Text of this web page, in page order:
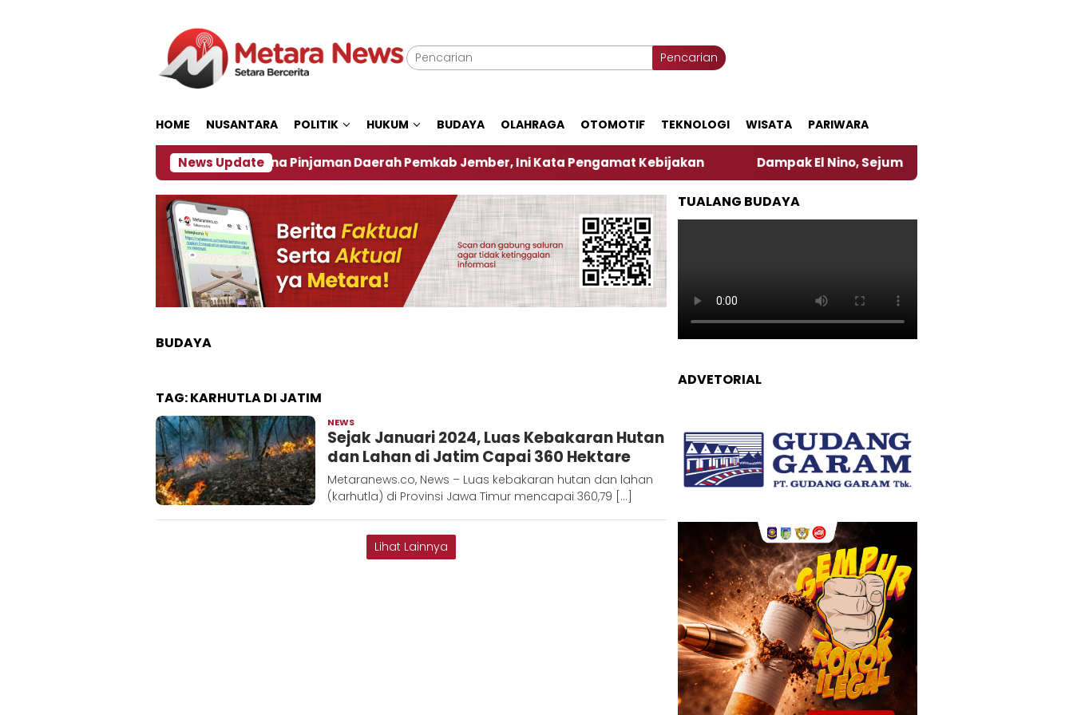
Pencarian
HOME NUSANTARA POLITIK HUKUM BUDAYA OLAHRAGA OTOMOTIF TEKNOLOGI WISATA PARIWARA
News Update
‎Soal Rencana Pinjaman Daerah Pemkab Jember, Ini Kata Pengamat Kebijakan ‎ Dampak El Nino, Sejumlah Daerah di Jember Alami Krisi Air
BUDAYA
TAG:KARHUTLA DI JATIM
NEWS
D
Sejak Januari 2024, Luas Kebakaran Hutan
dan Lahan di Jatim Capai 360 Hektare
Metaranews.co, News – Luas kebakaran hutan dan lahan
(karhutla) di Provinsi Jawa Timur mencapai 360,79 […]
Lihat Lainnya
TUALANG BUDAYA
ADVETORIAL